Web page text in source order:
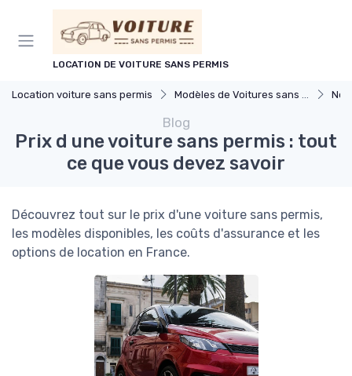
LOCATION DE VOITURE SANS PERMIS
Location voiture sans permis Modèles de Voitures sans Permis
Blog
Prix d une voiture sans permis : tout
ce que vous devez savoir
Découvrez tout sur le prix d'une voiture sans permis,
les modèles disponibles, les coûts d'assurance et les
options de location en France.